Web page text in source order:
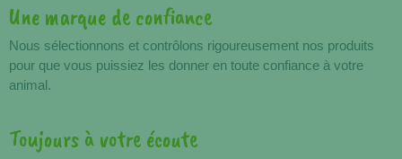
Une marque de confiance
Nous sélectionnons et contrôlons rigoureusement nos produits
pour que vous puissiez les donner en toute confiance à votre
animal.
Toujours à votre écoute